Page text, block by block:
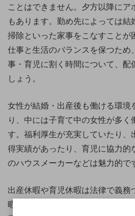
ことはできません。夕方以降にア
もあります。勤め先によっては結
掃除といった家事をこなすことが
仕事と生活のバランスを保つため
事・育児に割く時間について、配
しょう。
女性が結婚・出産後も働ける環境
り、中には子育て中の女性が多く
す。福利厚生が充実していたり、
得実績があったり、育児に協力的
のハウスメーカーなどは魅力的で
出産休暇や育児休暇は法律で義務
暇の期間や休暇中の待遇、実際に